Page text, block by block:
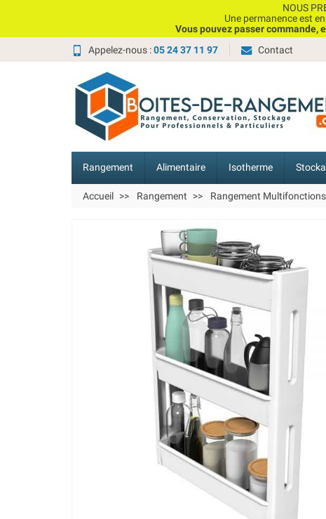
NOUS
Une permanence est
Vous pouvez passer commande,
Appelez-nous :05 24 37 11 97 Contact
Rangement Alimentaire Isotherme
Accueil Rangement Rangement Multifonctions